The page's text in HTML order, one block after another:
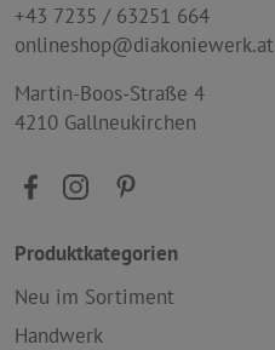
+43 7235 / 63251 664
onlineshop@diakoniewerk.at
Martin-Boos-Straße 4
4210 Gallneukirchen
Produktkategorien
Neu im Sortiment
Handwerk